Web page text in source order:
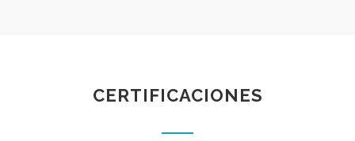
CERTIFICACIONES